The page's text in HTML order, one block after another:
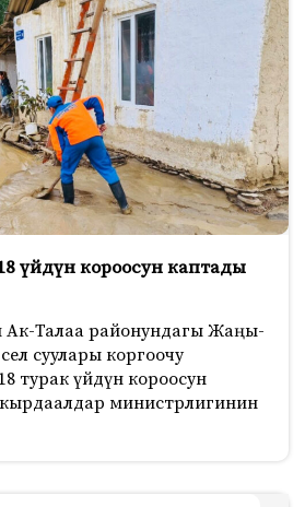
үйдүн короосун каптады
Ак-Талаа районундагы Жаңы-
суулары коргоочу
турак үйдүн короосун
министрлигинин